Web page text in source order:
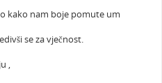
kako nam boje pomute um
se za vječnost.
,